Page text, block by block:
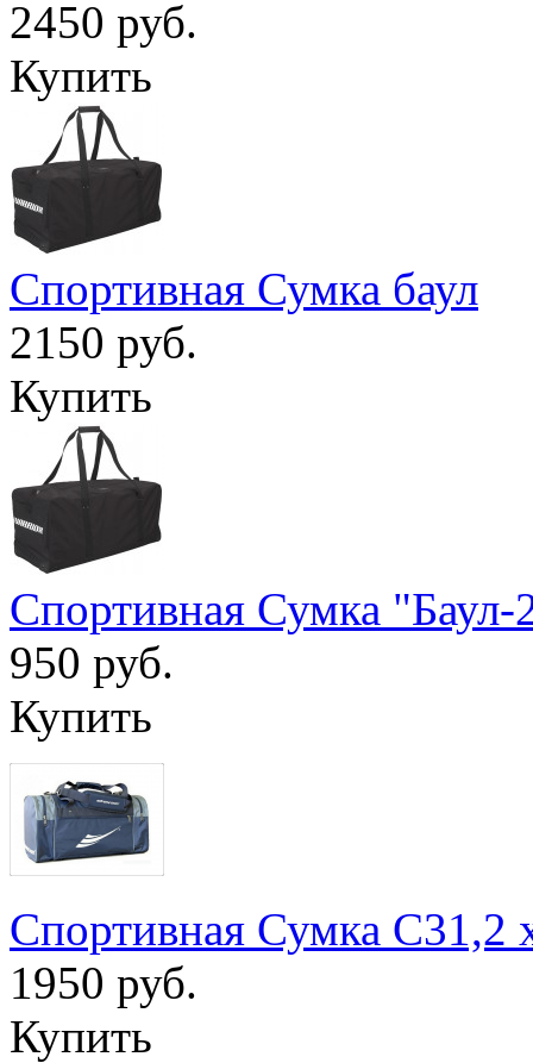
2450 руб.
Купить
Спортивная Сумка баул
2150 руб.
Купить
Спортивная Сумка
950 руб.
Купить
Спортивная Сумка С31,2
1950 руб.
Купить